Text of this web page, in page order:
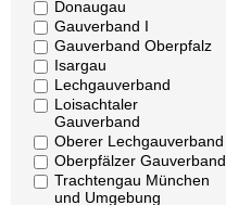
Donaugau
Gauverband I
Gauverband Oberpfalz
Isargau
Lechgauverband
Loisachtaler
Gauverband
Oberer Lechgauverband
Oberpfälzer Gauverband
Trachtengau München
und Umgebung